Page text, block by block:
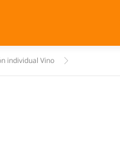
individual Vino